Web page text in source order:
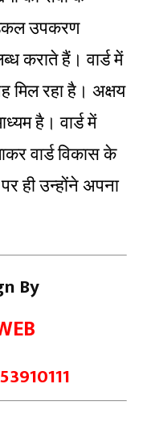
उपकरण
कराते हैं। वार्ड में
मिल रहा है। अक्षय
है। वार्ड में
वार्ड विकास के
ही उन्होंने अपना
By